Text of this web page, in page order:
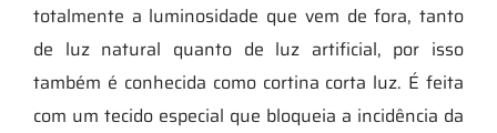
totalmente a luminosidade que vem de fora, tanto
de luz natural quanto de luz artificial, por isso
também é conhecida como cortina corta luz. É feita
com um tecido especial que bloqueia a incidência da